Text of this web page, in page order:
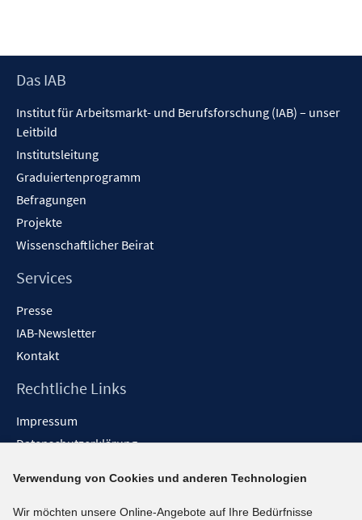
n
Footer
Das IAB
Institut für Arbeitsmarkt- und Berufsforschung (IAB) – unser
Leitbild
Institutsleitung
Graduiertenprogramm
Befragungen
Projekte
Wissenschaftlicher Beirat
Services
Presse
IAB-Newsletter
Kontakt
Rechtliche Links
Impressum
Datenschutzerklärung
Barrieren melden
Verwendung von Cookies und anderen Technologien
Wir möchten unsere Online-Angebote auf Ihre Bedürfnisse